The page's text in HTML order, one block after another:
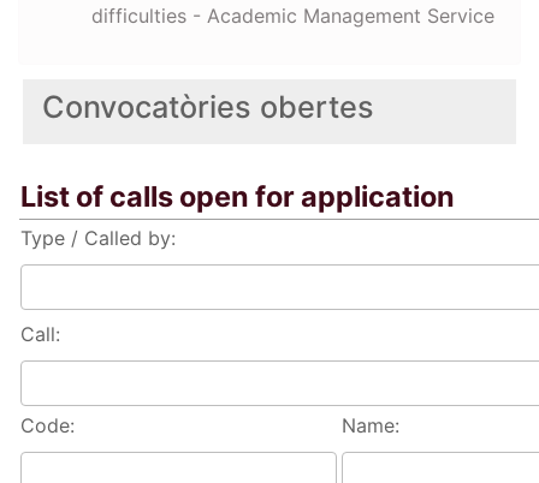
Convocatòries obertes
List of calls open for application
Type / Called by:
Call:
Code: Name:
difficulties - Academic Management Service